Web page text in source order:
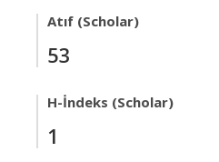
Atıf (Scholar)
53
H-İndeks (Scholar)
1